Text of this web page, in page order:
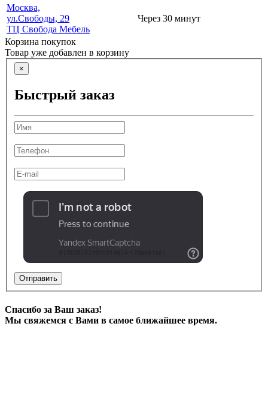
Москва,
ул.Свободы, 29
ТЦ Свобода Мебель
Через 30 минут
Корзина покупок
Товар уже добавлен в корзину
×
Быстрый заказ
Отправить
Спасибо за Ваш заказ!
Мы свяжемся с Вами в самое ближайшее время.